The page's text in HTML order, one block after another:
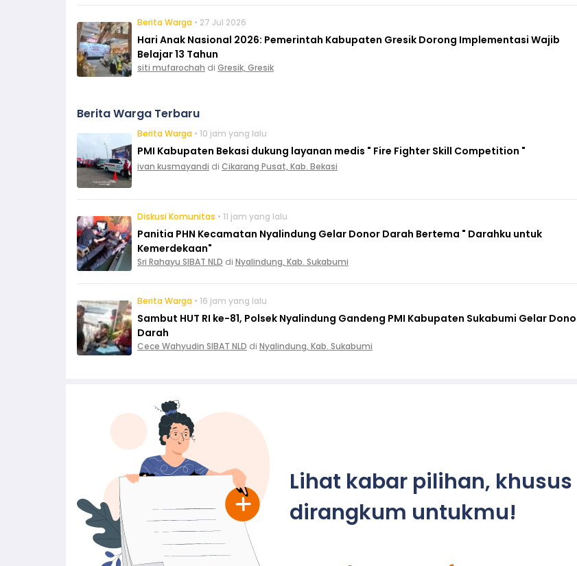
Berita Warga • 27 Jul 2026
Hari Anak Nasional 2026: Pemerintah Kabupaten Gresik Dorong Implementasi Wajib
Belajar 13 Tahun
siti mufarochah di Gresik, Gresik
Berita Warga Terbaru
Berita Warga • 10 jam yang lalu
PMI Kabupaten Bekasi dukung layanan medis " Fire Fighter Skill Competition "
ivan kusmayandi di Cikarang Pusat, Kab. Bekasi
Diskusi Komunitas • 11 jam yang lalu
Panitia PHN Kecamatan Nyalindung Gelar Donor Darah Bertema " Darahku untuk
Kemerdekaan"
Sri Rahayu SIBAT NLD di Nyalindung, Kab. Sukabumi
Berita Warga • 16 jam yang lalu
Sambut HUT RI ke-81, Polsek Nyalindung Gandeng PMI Kabupaten Sukabumi Gelar
Darah
Cece Wahyudin SIBAT NLD di Nyalindung, Kab. Sukabumi
Lihat kabar pilihan, khusus
dirangkum untukmu!